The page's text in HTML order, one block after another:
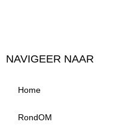
NAVIGEER NAAR
Home
RondOM